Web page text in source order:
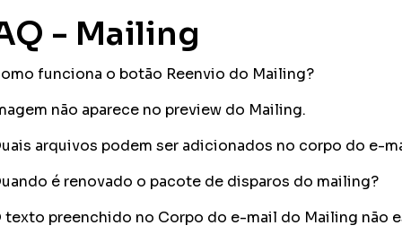
- Mailing
funciona o botão Reenvio do Mailing?
não aparece no preview do Mailing.
arquivos podem ser adicionados no corpo do e-
é renovado o pacote de disparos do mailing?
texto preenchido no Corpo do e-mail do Mailing não